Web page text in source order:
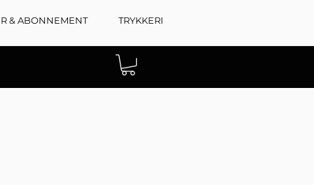
& ABONNEMENT TRYKKERI